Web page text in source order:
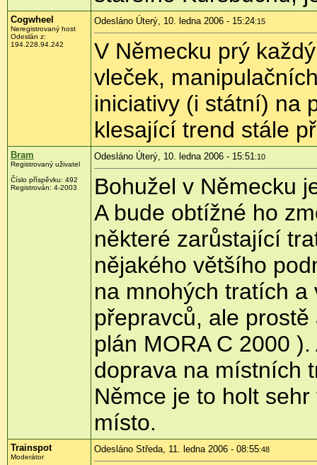
Cogwheel
Neregistrovaný host
Odeslán z:
194.228.94.242
Odesláno Úterý, 10. ledna 2006 - 15:24:15
V Německu prý
vleček,
iniciativy (i státní) na
klesající trend stále
Bram
Registrovaný uživatel
Číslo příspěvku: 492
Registrován: 4-2003
Odesláno Úterý, 10. ledna 2006 - 15:51 :10
Bohužel v Německu
A bude obtížné ho
některé zarůstající
nějakého většího
na mnohých tratích
přepravců, ale
plán MORA C 2000
doprava na místních
Němce je to holt
místo.
Trainspot
Moderátor
Odesláno Středa, 11. ledna 2006 - 08:55:48